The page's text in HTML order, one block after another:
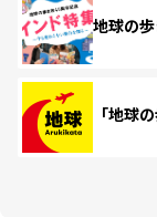
地球の
「地球